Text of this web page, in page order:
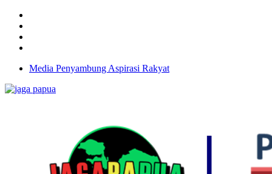
Media Penyambung Aspirasi Rakyat